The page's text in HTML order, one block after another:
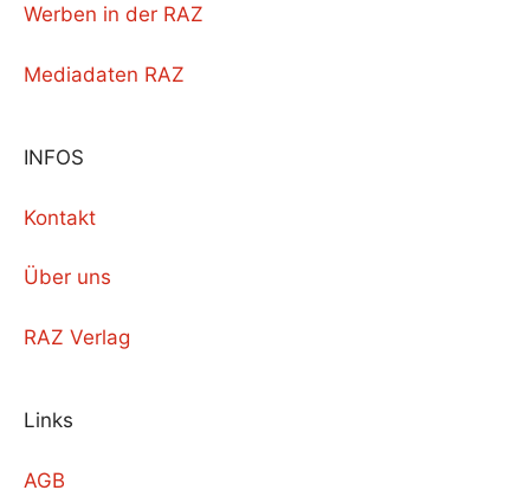
Werben in der RAZ
Mediadaten RAZ
INFOS
Kontakt
Über uns
RAZ Verlag
Links
AGB